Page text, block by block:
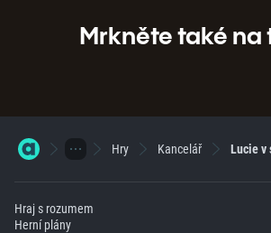
Mrkněte také na
Hry Kancelář
Hraj s rozumem
Herní plány